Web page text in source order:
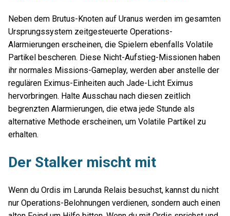
Neben dem Brutus-Knoten auf Uranus werden im gesamten
Ursprungssystem zeitgesteuerte Operations-
Alarmierungen erscheinen, die Spielern ebenfalls Volatile
Partikel bescheren. Diese Nicht-Aufstieg-Missionen haben
ihr normales Missions-Gameplay, werden aber anstelle der
regulären Eximus-Einheiten auch Jade-Licht Eximus
hervorbringen. Halte Ausschau nach diesen zeitlich
begrenzten Alarmierungen, die etwa jede Stunde als
alternative Methode erscheinen, um Volatile Partikel zu
erhalten.
Der Stalker mischt mit
Wenn du Ordis im Larunda Relais besuchst, kannst du nicht
nur Operations-Belohnungen verdienen, sondern auch einen